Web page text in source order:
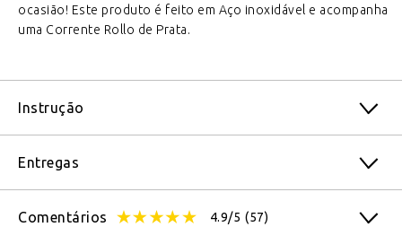
ocasião! Este produto é feito em Aço inoxidável e acompanha
uma Corrente Rollo de Prata.
Instrução
Entregas
Comentários 4.9/5 (57)